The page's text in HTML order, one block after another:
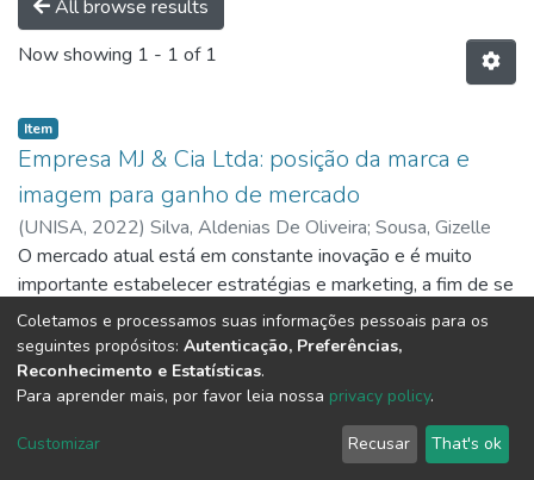
All browse results
Now showing 1 - 1 of 1
Item
Empresa MJ & Cia Ltda: posição da marca e
imagem para ganho de mercado
(UNISA, 2022) Silva, Aldenias De Oliveira; Sousa, Gizelle
De Oliveira Moura
O mercado atual está em constante inovação e é muito
importante estabelecer estratégias e marketing, a fim de se
destacar e garantir a sobrevivência e prosperidade da
empresa a longo prazo, tendo uma visão clara para atrair
mais clientes que se sintam satisfeitos com o serviço
oferecido; Assim, a aplicação das estratégias de marketing
deve ser gerido de forma profissional que garanta a gestão
eficaz dos recursos necessários conseguindo assim uma
Show more
DSpace software copyright © 2002-2026 LYRASIS
Send Feedback
Coletamos e processamos suas informações pessoais para os
seguintes propósitos: Autenticação, Preferências,
Reconhecimento e Estatísticas.
Para aprender mais, por favor leia nossa privacy policy.
Customizar Recusar That's ok